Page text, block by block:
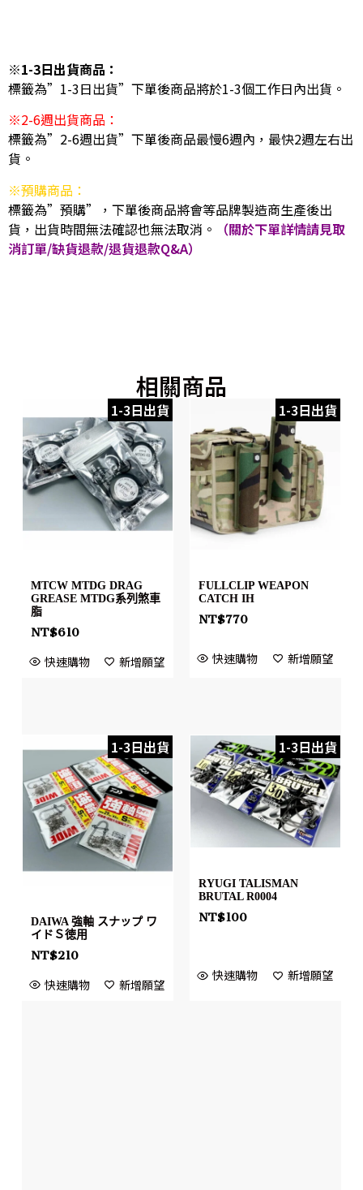
※1-3日出貨商品：
標籤為”1-3日出貨”下單後商品將於1-3個工作日內出貨。
※2-6週出貨商品：
標籤為”2-6週出貨”下單後商品最慢6週內，最快2週左右出
貨。
※預購商品：
標籤為”預購”，下單後商品將會等品牌製造商生產後出
貨，出貨時間無法確認也無法取消。
（關於下單詳情請見取
消訂單/缺貨退款/退貨退款Q&A）
相關商品
1-3日出貨
MTCW MTDG DRAG
GREASE MTDG系列煞車
脂
NT$610
快速購物 新增願望
1-3日出貨
FULLCLIP WEAPON
CATCH IH
NT$770
快速購物 新增願望
1-3日出貨
DAIWA 強軸 スナップ ワ
イドＳ徳用
NT$210
快速購物 新增願望
1-3日出貨
RYUGI TALISMAN
BRUTAL R0004
NT$100
快速購物 新增願望